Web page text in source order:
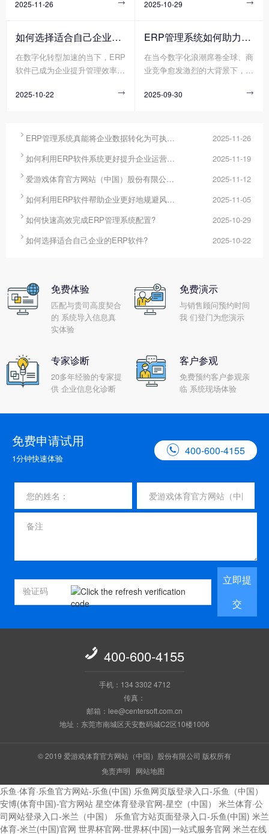
统决策模式依赖经验判断与局部
化工具将分散数据转化为可执行
的决策方案。其中，ERP管理系
统作为企业资源整合的核心平
台，正通过其强大的数据整合、
这一难题的关键工具。
2025-11-26 
放速度。然而，传统ERP管理系
求模糊导致方向偏差、流程冗余
造成资源浪费、技术壁垒阻碍实
施进度，这些问题使得配置周期
不断延长、成本持续超支，严重
2025-10-29 
如何选择适合自己企业的ERP软件?
在数字化转型加速的当下，ERP
软件已成为企业提升管理效率、
市场上的ERP软件在功能架构、
型方法，易陷入“功能冗余导致
改造”的困境。那么您知道如何
选择适合自己企业的ERP软件
2025-10-22 
ERP管理系统如何助力企业实现高效管理?
在当今数字化浪潮席卷全球、商
业竞争愈发激烈的大背景下，企
遇。高效管理成为企业在这场时
源整合与流程优化能力，逐渐成
续发展的核心支撑。
2025-09-30 
 ERP管理系统真能将企业数据转化为可执行决策吗? 2025-11-26
 如何利用ERP软件系统更好提升企业运营效率? 2025-11-19
 爱游戏体育官方网站（中国）股份有限公司 分为哪几种类型? 2025-11-12
 如何利用ERP软件帮助企业更好地规避风险? 2025-11-05
 如何快速高效完成ERP管理系统配置? 2025-10-29
 如何选择适合自己企业的ERP软件? 2025-10-22
免费体验
匹配与贵司高度契合
的 系统导入信息真
实体验
免费演示
与销售顾问预约时间
我 们登门为您演示
专家诊断
20多年经验的专家提
供 企业信息化诊断
客户参观
免费预约客户参观亲
临 系统现场体验
免费申请试用
1分钟快速体验
 400-600-4155
立即提
交
 400-600-4155
手机：134 3302 4712
传真：
邮箱：lee@centersoft.com.cn
地址：东莞市南城区天安数码城C2区10楼1006
© 2019 爱游戏体育官方网站（中国）股份有限公司 版权所有
免责声明
网站地图
乐鱼·体育·乐鱼官方网站-乐鱼(中国) 乐鱼网页版登录入口-乐鱼（中国）
安博(体育中国)-官方网站 星空体育登录官网-星空（中国）
米兰体育·公
司网站登录入口-米兰（中国）
乐鱼官方站页面登录入口-乐鱼(中国) 米兰
体育-米兰(中国)官网 世界杯官网-世界杯(中国)一站式服务官网 米兰在线